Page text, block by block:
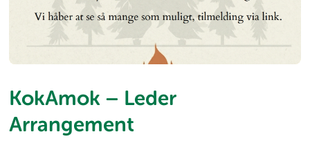
KokAmok – Leder
Arrangement